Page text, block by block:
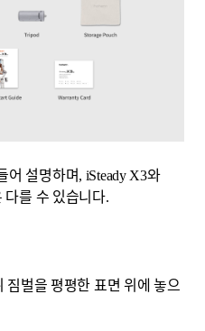
GO
어 설명하며, iSteady X3와
다를 수 있습니다.
짐벌을 평평한 표면 위에 놓으